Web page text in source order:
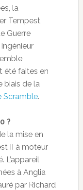
la
Tempest,
Guerre
été faites en
biais de la
Scramble.
?
la mise en
II à moteur
L’appareil
à Anglia
par Richard